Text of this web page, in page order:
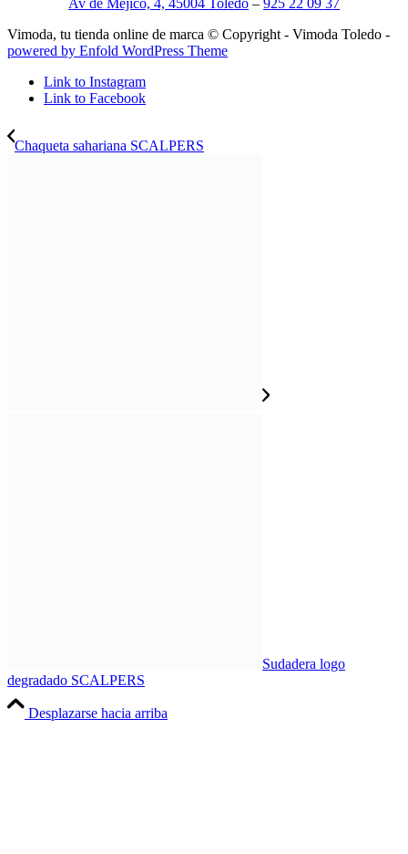
Av de Méjico, 4, 45004 Toledo – 925 22 09 37
Vimoda, tu tienda online de marca © Copyright - Vimoda Toledo -
powered by Enfold WordPress Theme
Link to Instagram
Link to Facebook
Chaqueta sahariana SCALPERS
Sudadera logo
degradado SCALPERS
Desplazarse hacia arriba